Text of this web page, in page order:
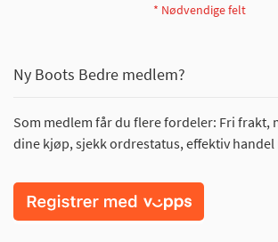
Ny Boots Bedre medlem?
Som medlem får du flere fordeler: Fri frakt,
dine kjøp, sjekk ordrestatus, effektiv handel